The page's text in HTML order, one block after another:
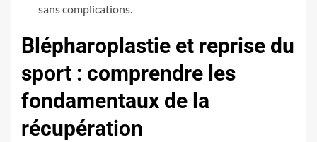
sans complications.
Blépharoplastie et reprise du
sport : comprendre les
fondamentaux de la
récupération